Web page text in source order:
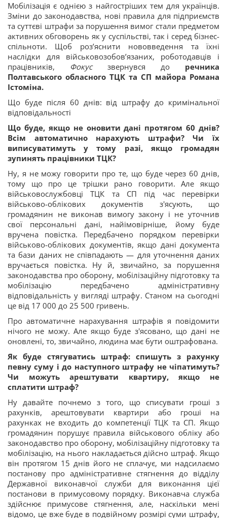
Мобілізація є однією з найгостріших тем для українців.
Зміни до законодавства, нові правила для підприємств
та суттєві штрафи за порушення вимог стали предметом
активних обговорень як у суспільстві, так і серед бізнес-
спільноти. Щоб роз’яснити нововведення та їхні
наслідки для військовозобовʼязаних, роботодавців і
працівників, Фокус звернувся до речника
Полтавського обласного ТЦК та СП майора Романа
Істоміна.
Що буде після 60 днів: від штрафу до кримінальної
відповідальності
Що буде, якщо не оновити дані протягом 60 днів?
Всім автоматично нарахують штрафи? Чи їх
виписуватимуть у тому разі, якщо громадян
зупинять працівники ТЦК?
Ну, я не можу говорити про те, що буде через 60 днів,
тому що про це трішки рано говорити. Але якщо
військовослужбовці ТЦК та СП під час перевірки
військово-облікових документів з'ясують, що
громадянин не виконав вимогу закону і не уточнив
свої персональні дані, найімовірніше, йому буде
вручена повістка. Передбачено порядком перевірки
військово-облікових документів, якщо дані документа
та бази даних не співпадають — для уточнення даних
вручається повістка. Ну й, звичайно, за порушення
законодавства про оборону, мобілізаційну підготовку та
мобілізацію передбачено адміністративну
відповідальність у вигляді штрафу. Станом на сьогодні
це від 17 000 до 25 500 гривень.
Про автоматичне нарахування штрафів я повідомити
нічого не можу. Але якщо буде з'ясовано, що дані не
оновлені, то, звичайно, людина має бути оштрафована.
Як буде стягуватись штраф: спишуть з рахунку
певну суму і до наступного штрафу не чіпатимуть?
Чи можуть арештувати квартиру, якщо не
сплатити штраф?
Ну давайте почнемо з того, що списувати гроші з
рахунків, арештовувати квартири або гроші на
рахунках не входить до компетенції ТЦК та СП. Якщо
громадянин порушує правила військового обліку або
законодавство про оборону, мобілізаційну підготовку та
мобілізацію, на нього накладається дійсно штраф. Якщо
він протягом 15 днів його не сплачує, ми надсилаємо
постанову про адміністративне стягнення до відділу
Державної виконавчої служби для виконання цієї
постанови в примусовому порядку. Виконавча служба
здійснює примусове стягнення, але, наскільки мені
відомо, це вже буде в подвійному розмірі суми штрафу,